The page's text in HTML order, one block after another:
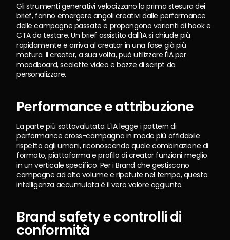
Gli strumenti generativi velocizzano la prima stesura dei
brief, fanno emergere angoli creativi dalle performance
delle campagne passate e propongono varianti di hook e
CTA da testare. Un brief assistito dall'IA si chiude più
rapidamente e arriva al creator in una fase già più
matura. Il creator, a sua volta, può utilizzare l'IA per
moodboard, scalette video e bozze di script da
personalizzare.
Performance e attribuzione
La parte più sottovalutata. L'IA legge i pattern di
performance cross-campagna in modo più affidabile
rispetto agli umani, riconoscendo quale combinazione di
formato, piattaforma e profilo di creator funzioni meglio
in un verticale specifico. Per i Brand che gestiscono
campagne ad alto volume e ripetute nel tempo, questa
intelligenza accumulata è il vero valore aggiunto.
Brand safety e controlli di
conformità